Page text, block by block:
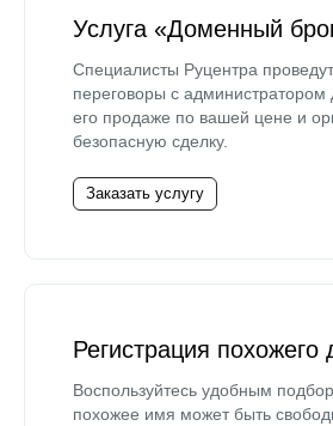
Услуга «Доменный
Специалисты Руцентра проведут
переговоры с
его продаже по вашей цене и
безопасную сделку.
Заказать услугу
Регистрация похожего
Воспользуйтесь удобным
похожее имя может быть